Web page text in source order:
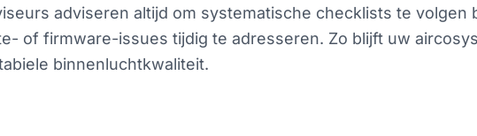
adviseren altijd om systematische checklists te volgen
of firmware-issues tijdig te adresseren. Zo blijft uw
binnenluchtkwaliteit.